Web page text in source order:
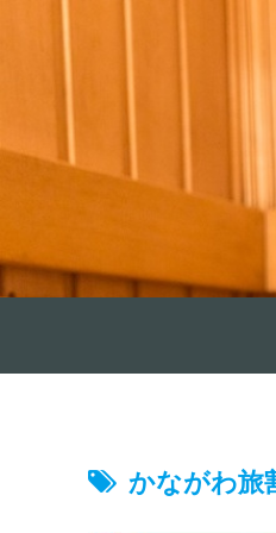
かながわ旅